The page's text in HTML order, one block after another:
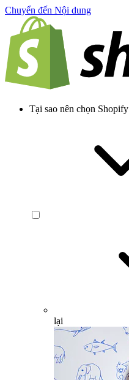
Chuyển đến Nội dung
Tại sao nên chọn Shopify
lại